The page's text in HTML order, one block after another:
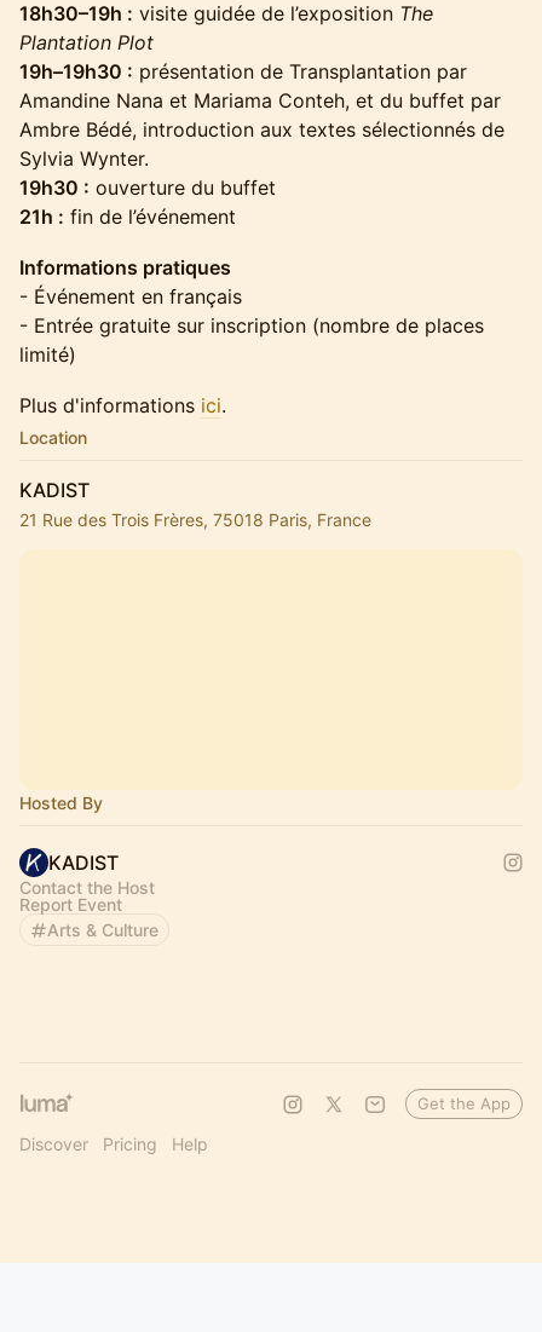
18h30–19h : visite guidée de l’exposition The
Plantation Plot
19h–19h30 : présentation de Transplantation par
Amandine Nana et Mariama Conteh, et du buffet par
Ambre Bédé, introduction aux textes sélectionnés de
Sylvia Wynter.
19h30 : ouverture du buffet
21h : fin de l’événement
Informations pratiques
- Événement en français
- Entrée gratuite sur inscription (nombre de places
limité)
Plus d'informations ici.
Location
KADIST
21 Rue des Trois Frères, 75018 Paris, France
Hosted By
KADIST
Contact the Host
Report Event
Arts & Culture
Discover Pricing Help
Get the App